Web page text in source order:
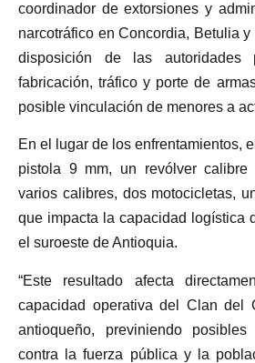
coordinador de extorsiones y
narcotráfico en Concordia, Betulia
disposición de las
fabricación, tráfico y porte de
posible vinculación de menores a
En el lugar de los enfrentamientos,
pistola 9 mm, un revólver calibre
varios calibres, dos motocicletas,
que impacta la capacidad logística
el suroeste de Antioquia.
“Este resultado afecta
capacidad operativa del Clan del
antioqueño, previniendo posibles
contra la fuerza pública y la